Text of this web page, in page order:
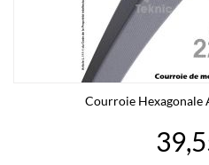
Courroie Hexagonale